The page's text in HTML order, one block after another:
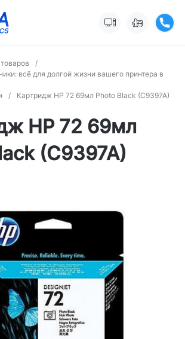
/
всё для долгой жизни вашего принтера в
/ Картридж HP 72 69мл Photo Black (C9397A)
HP 72 69мл
(C9397A)